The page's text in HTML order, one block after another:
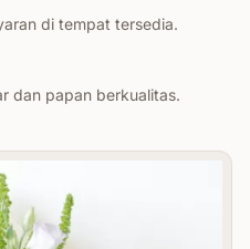
di tempat tersedia.
dan papan berkualitas.